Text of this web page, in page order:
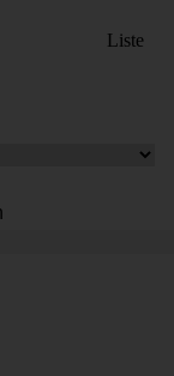
Liste